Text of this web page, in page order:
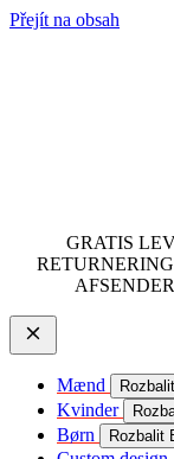
Přejít na obsah
GRATIS
Mænd
Kvinder
Børn Rozbalit